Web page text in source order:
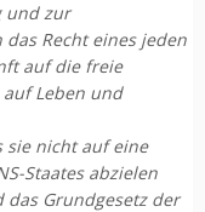
und zur
Recht eines jeden
auf die freie
Leben und
sie nicht auf eine
Staates abzielen
das Grundgesetz der